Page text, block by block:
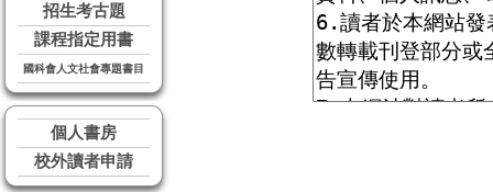
招生考古題
課程指定用書
國科會人文社會專題書目
個人書房
校外讀者申請